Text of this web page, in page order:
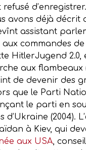
avons déjà
assistant
commandes
HitlerJugend 2.0,
aux flambeaux
de devenir des
que le Parti
le parti en
(2004).
à Kiev, qui
aux USA,